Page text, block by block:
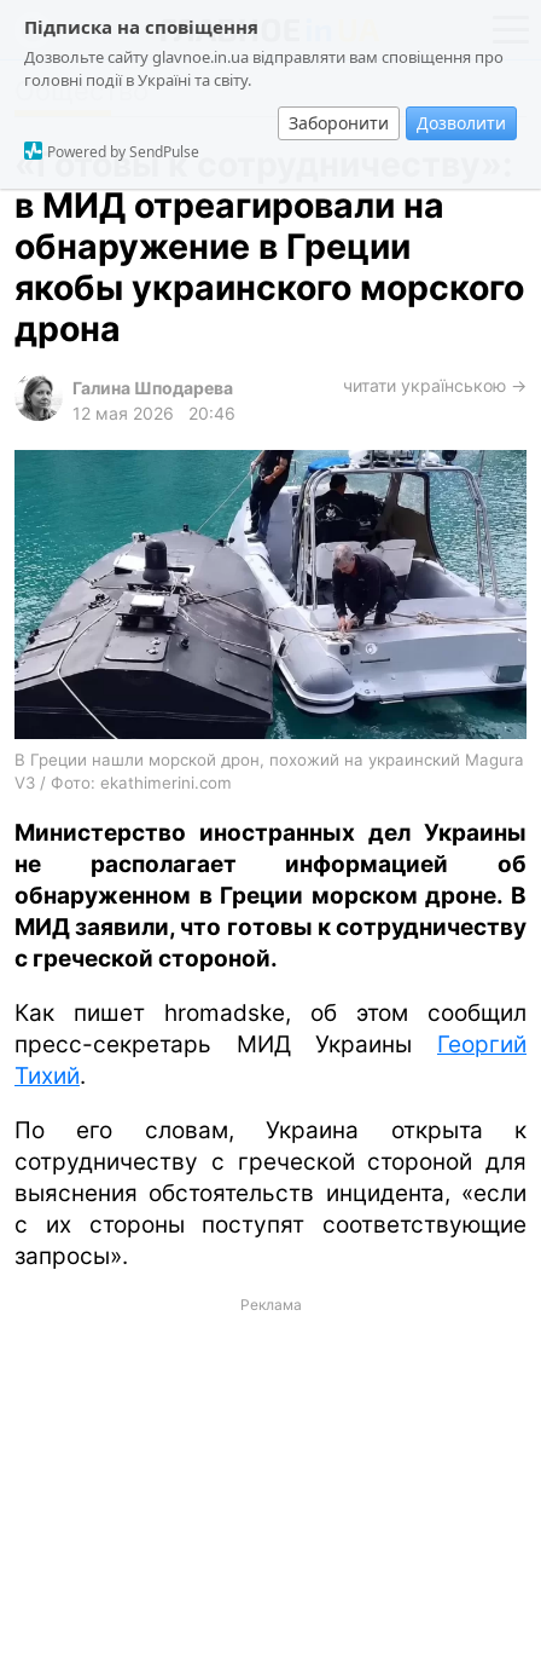
Підписка на сповіщення
Дозвольте сайту glavnoe.in.ua відправляти вам сповіщення про
головні події в Україні та світу.
Заборонити Дозволити
Powered by SendPulse
новости
о проекте
общество
происшествия
криминал
техно
лонгриды
архив
gambling
ua ru en
Общество
«Готовы к сотрудничеству»:
в МИД отреагировали на
обнаружение в Греции
якобы украинского морского
дрона
Галина Шподарева
12 мая 2026
20:46
читати українською →
В Греции нашли морской дрон, похожий на украинский Magura
V3 / Фото: ekathimerini.com
Министерство иностранных дел Украины
не располагает информацией об
обнаруженном в Греции морском дроне. В
МИД заявили, что готовы к сотрудничеству
с греческой стороной.
Как пишет hromadske, об этом сообщил
пресс-секретарь МИД Украины Георгий
Тихий.
По его словам, Украина открыта к
сотрудничеству с греческой стороной для
выяснения обстоятельств инцидента, «если
с их стороны поступят соответствующие
запросы».
Реклама